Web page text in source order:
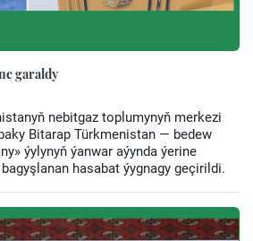
garaldy
nebitgaz toplumynyň merkezi
Bitarap Türkmenistan — bedew
ýylynyň ýanwar aýynda ýerine
hasabat ýygnagy geçirildi.